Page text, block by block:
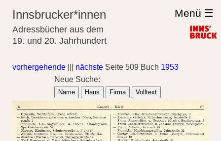
Innsbrucker*innen
Adressbücher aus dem
19. und 20. Jahrhundert
Menü ☰
vorhergehende nächste Seite 509 Buch 1953
Neue Suche:
Name Haus Firma Volltext